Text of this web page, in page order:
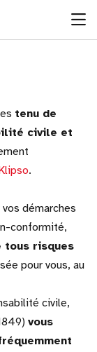
tenu de
civile et
.
démarches
conformité,
tous risques
pour vous, au
civile,
vous